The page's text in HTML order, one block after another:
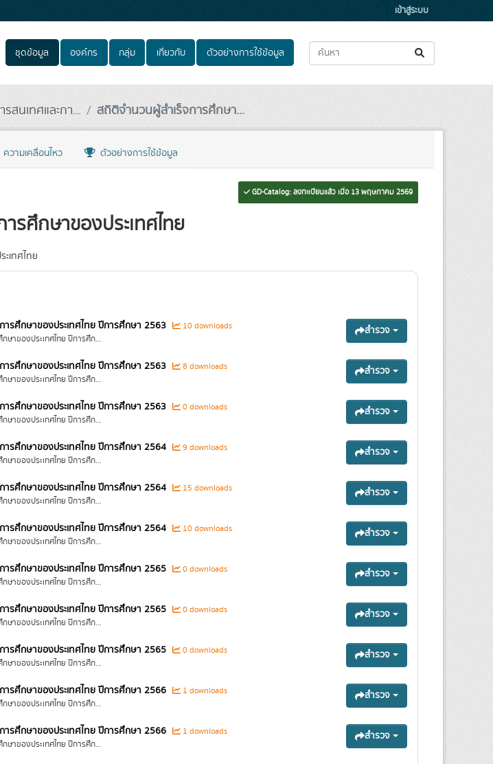
เข้าสู่ระบบ
ชุดข้อมูล องค์กร กลุ่ม เกี่ยวกับ ตัวอย่างการใช้ข้อมูล
สนเทศและกา... สถิติจำนวนผู้สำเร็จการศึกษา...
ความเคลื่อนไหว ตัวอย่างการใช้ข้อมูล
GD-Catalog: ลงทะเบียนแล้ว เมื่อ 13 พฤษภาคม 2569
รศึกษาของประเทศไทย
เทศไทย
ารศึกษาของประเทศไทย ปีการศึกษา 2563
10 downloads
รายงานสถิติจำนวนผู้สำเร็จการศึกษาของประเทศไทย ปีการศึกษา 2563
สำรวจ
ารศึกษาของประเทศไทย ปีการศึกษา 2563
8 downloads
รายงานสถิติจำนวนผู้สำเร็จการศึกษาของประเทศไทย ปีการศึกษา 2563
สำรวจ
ารศึกษาของประเทศไทย ปีการศึกษา 2563
0 downloads
รายงานสถิติจำนวนผู้สำเร็จการศึกษาของประเทศไทย ปีการศึกษา 2563
สำรวจ
ารศึกษาของประเทศไทย ปีการศึกษา 2564
9 downloads
รายงานสถิติจำนวนผู้สำเร็จการศึกษาของประเทศไทย ปีการศึกษา 2564
สำรวจ
ารศึกษาของประเทศไทย ปีการศึกษา 2564
15 downloads
รายงานสถิติจำนวนผู้สำเร็จการศึกษาของประเทศไทย ปีการศึกษา 2564
สำรวจ
ารศึกษาของประเทศไทย ปีการศึกษา 2564
10 downloads
รายงานสถิติจำนวนผู้สำเร็จการศึกษาของประเทศไทย ปีการศึกษา 2564
สำรวจ
ารศึกษาของประเทศไทย ปีการศึกษา 2565
0 downloads
รายงานสถิติจำนวนผู้สำเร็จการศึกษาของประเทศไทย ปีการศึกษา 2565
สำรวจ
ารศึกษาของประเทศไทย ปีการศึกษา 2565
0 downloads
รายงานสถิติจำนวนผู้สำเร็จการศึกษาของประเทศไทย ปีการศึกษา 2565
สำรวจ
ารศึกษาของประเทศไทย ปีการศึกษา 2565
0 downloads
รายงานสถิติจำนวนผู้สำเร็จการศึกษาของประเทศไทย ปีการศึกษา 2565
สำรวจ
ารศึกษาของประเทศไทย ปีการศึกษา 2566
1 downloads
รายงานสถิติจำนวนผู้สำเร็จการศึกษาของประเทศไทย ปีการศึกษา 2566
สำรวจ
ารศึกษาของประเทศไทย ปีการศึกษา 2566
1 downloads
รายงานสถิติจำนวนผู้สำเร็จการศึกษาของประเทศไทย ปีการศึกษา 2566
สำรวจ